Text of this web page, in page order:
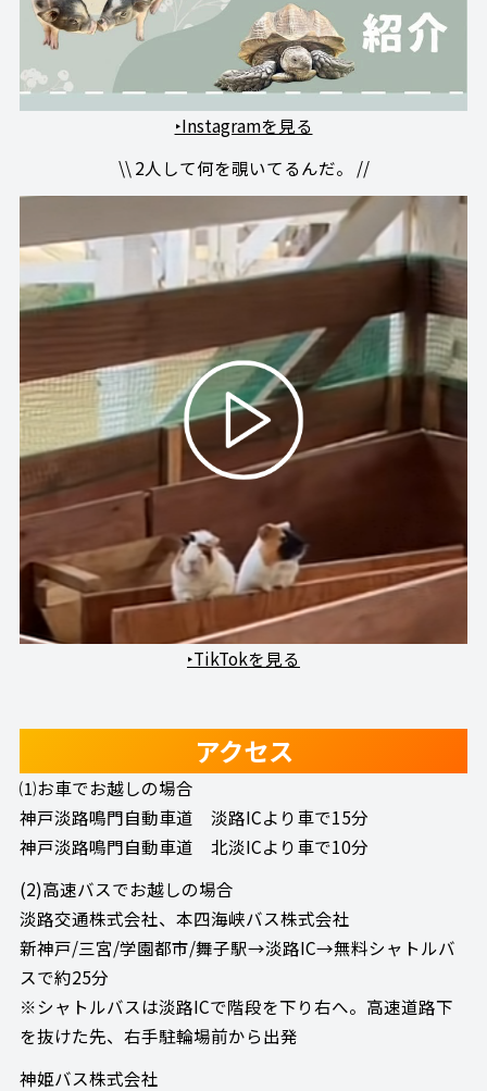
‣Instagramを見る
\\ 2人して何を覗いてるんだ。 //
‣TikTokを見る
アクセス
⑴お車でお越しの場合
神戸淡路鳴門自動車道 淡路ICより車で15分
神戸淡路鳴門自動車道 北淡ICより車で10分
(2)高速バスでお越しの場合
淡路交通株式会社、本四海峡バス株式会社
新神戸/三宮/学園都市/舞子駅→淡路IC→無料シャトルバ
スで約25分
※シャトルバスは淡路ICで階段を下り右へ。高速道路下
を抜けた先、右手駐輪場前から出発
神姫バス株式会社